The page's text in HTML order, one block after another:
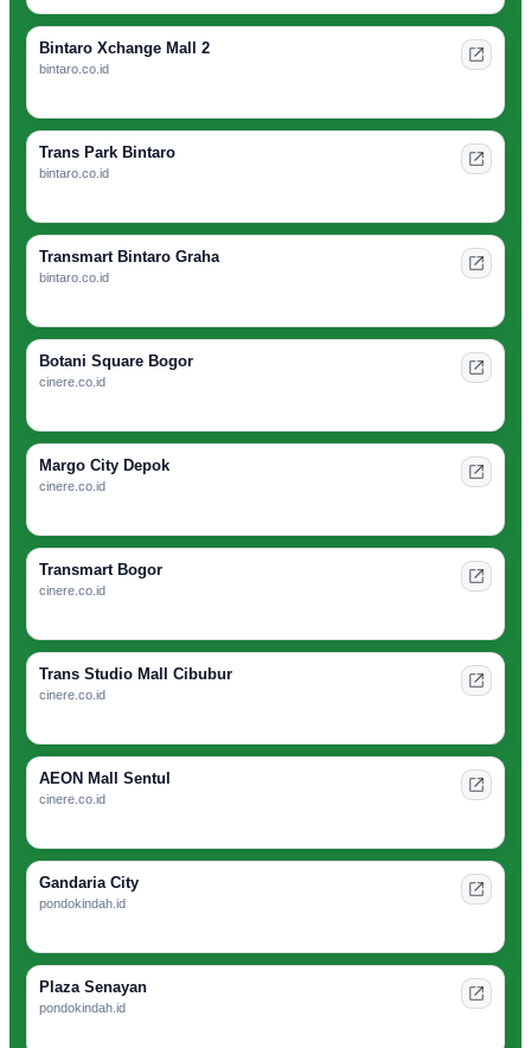
Bintaro Xchange Mall 2
bintaro.co.id
Trans Park Bintaro
bintaro.co.id
Transmart Bintaro Graha
bintaro.co.id
Botani Square Bogor
cinere.co.id
Margo City Depok
cinere.co.id
Transmart Bogor
cinere.co.id
Trans Studio Mall Cibubur
cinere.co.id
AEON Mall Sentul
cinere.co.id
Gandaria City
pondokindah.id
Plaza Senayan
pondokindah.id